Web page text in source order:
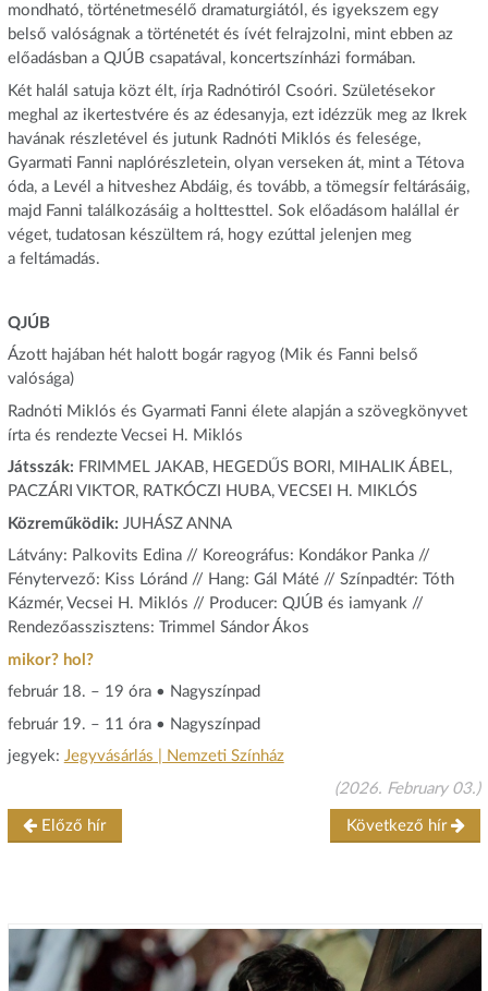
mondható, történetmesélő dramaturgiától, és igyekszem egy
belső valóságnak a történetét és ívét felrajzolni, mint ebben az
előadásban a QJÚB csapatával, koncertszínházi formában.
Két halál satuja közt élt, írja Radnótiról Csoóri. Születésekor
meghal az ikertestvére és az édesanyja, ezt idézzük meg az Ikrek
havának részletével és jutunk Radnóti Miklós és felesége,
Gyarmati Fanni naplórészletein, olyan verseken át, mint a Tétova
óda, a Levél a hitveshez Abdáig, és tovább, a tömegsír feltárásáig,
majd Fanni találkozásáig a holttesttel. Sok előadásom halállal ér
véget, tudatosan készültem rá, hogy ezúttal jelenjen meg
a feltámadás.
QJÚB
Ázott hajában hét halott bogár ragyog (Mik és Fanni belső
valósága)
Radnóti Miklós és Gyarmati Fanni élete alapján a szövegkönyvet
írta és rendezte Vecsei H. Miklós
Játsszák: FRIMMEL JAKAB, HEGEDŰS BORI, MIHALIK ÁBEL,
PACZÁRI VIKTOR, RATKÓCZI HUBA, VECSEI H. MIKLÓS
Közreműködik: JUHÁSZ ANNA
Látvány: Palkovits Edina // Koreográfus: Kondákor Panka //
Fénytervező: Kiss Lóránd // Hang: Gál Máté // Színpadtér: Tóth
Kázmér, Vecsei H. Miklós // Producer: QJÚB és iamyank //
Rendezőasszisztens: Trimmel Sándor Ákos
mikor? hol?
február 18. – 19 óra • Nagyszínpad
február 19. – 11 óra • Nagyszínpad
jegyek: Jegyvásárlás | Nemzeti Színház
(2026. February 03.)
Előző hír Következő hír